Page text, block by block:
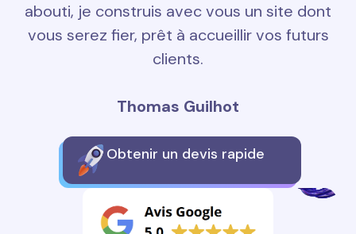
abouti, je construis avec vous un site dont
vous serez fier, prêt à accueillir vos futurs
clients.
Thomas Guilhot
Obtenir un devis rapide